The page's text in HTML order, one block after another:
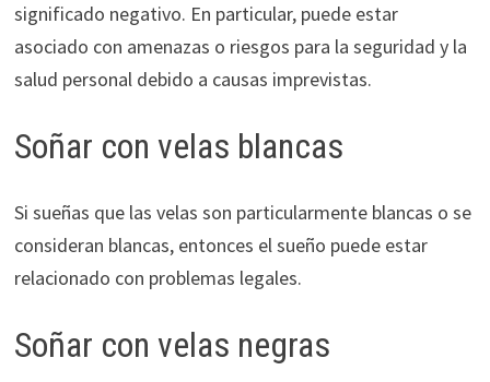
significado negativo. En particular, puede estar
asociado con amenazas o riesgos para la seguridad y la
salud personal debido a causas imprevistas.
Soñar con velas blancas
Si sueñas que las velas son particularmente blancas o se
consideran blancas, entonces el sueño puede estar
relacionado con problemas legales.
Soñar con velas negras